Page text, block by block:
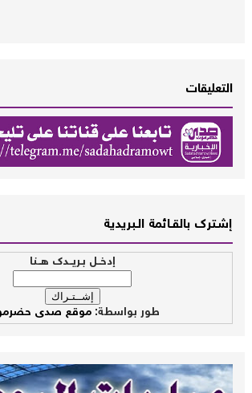
التعليقات
إشــترك بالقـــائمة الــبريدية
إدخــل بـريــدك هــنا
طور بواسطة:موقع صدى حضرموت